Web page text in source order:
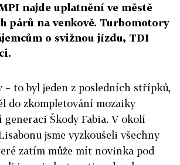
najde uplatnění ve městě
párů na venkově. Turbomotory
o svižnou jízdu, TDI
– to byl jeden z posledních střípků,
do zkompletování mozaiky
Škody Fabia. V okolí
jsme vyzkoušeli všechny
zatím může mít novinka pod